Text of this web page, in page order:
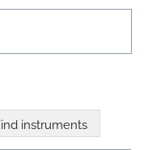
instruments